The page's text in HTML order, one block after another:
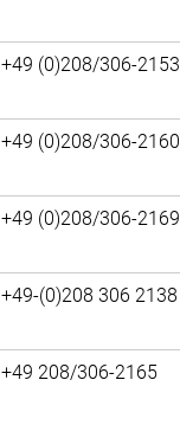
+49 (0)208/306-2153
+49 (0)208/306-2160
+49 (0)208/306-2169
+49-(0)208 306 2138
+49 208/306-2165